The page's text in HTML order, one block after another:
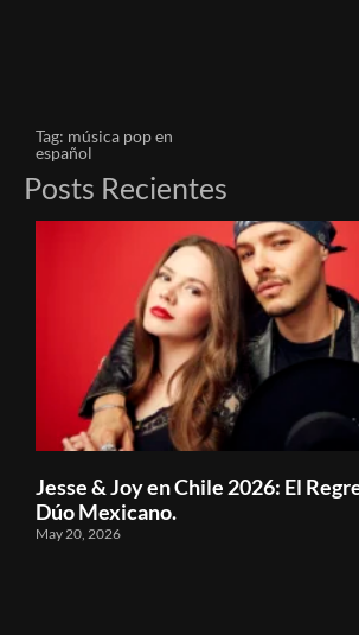
Tag: música pop en
español
Posts Recientes
Jesse & Joy en Chile 2026: El
Dúo Mexicano.
May 20, 2026